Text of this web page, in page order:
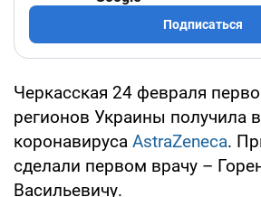
Подписаться
Черкасская 24 февраля
регионов Украины получила
коронавируса AstraZeneca.
сделали первом врачу –
Васильевичу.